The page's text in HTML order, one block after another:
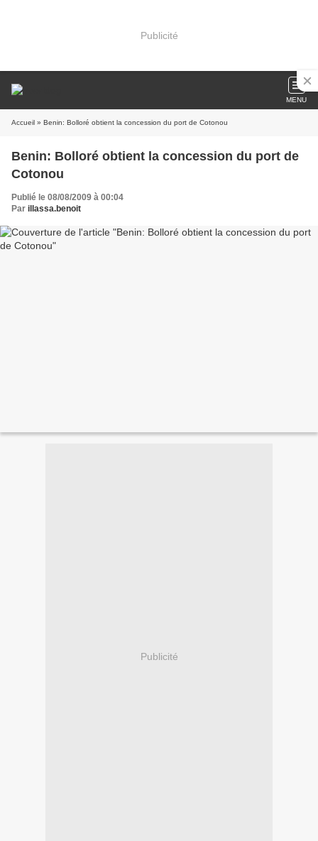
Publicité
MENU
Accueil » Benin: Bolloré obtient la concession du port de Cotonou
Benin: Bolloré obtient la concession du port de
Cotonou
Publié le 08/08/2009 à 00:04
Par illassa.benoit
Publicité